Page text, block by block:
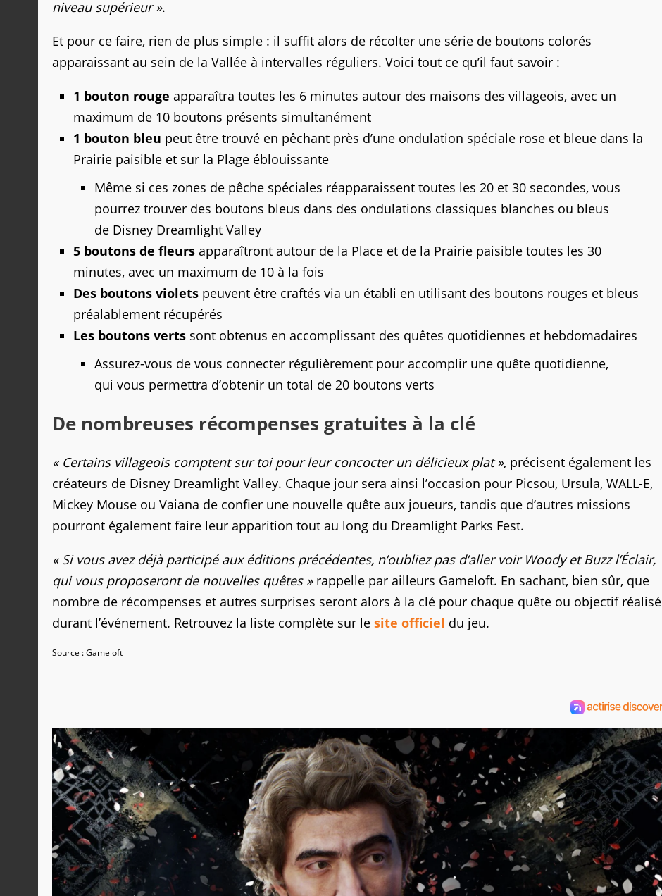
niveau supérieur ».
Et pour ce faire, rien de plus simple : il suffit alors de récolter une série de boutons colorés
apparaissant au sein de la Vallée à intervalles réguliers. Voici tout ce qu’il faut savoir :
1 bouton rouge apparaîtra toutes les 6 minutes autour des maisons des villageois, avec un
maximum de 10 boutons présents simultanément
1 bouton bleu peut être trouvé en pêchant près d’une ondulation spéciale rose et bleue dans la
Prairie paisible et sur la Plage éblouissante
Même si ces zones de pêche spéciales réapparaissent toutes les 20 et 30 secondes, vous
pourrez trouver des boutons bleus dans des ondulations classiques blanches ou bleus
de Disney Dreamlight Valley
5 boutons de fleurs apparaîtront autour de la Place et de la Prairie paisible toutes les 30
minutes, avec un maximum de 10 à la fois
Des boutons violets peuvent être craftés via un établi en utilisant des boutons rouges et bleus
préalablement récupérés
Les boutons verts sont obtenus en accomplissant des quêtes quotidiennes et hebdomadaires
Assurez-vous de vous connecter régulièrement pour accomplir une quête quotidienne,
qui vous permettra d’obtenir un total de 20 boutons verts
De nombreuses récompenses gratuites à la clé
« Certains villageois comptent sur toi pour leur concocter un délicieux plat », précisent également les
créateurs de Disney Dreamlight Valley. Chaque jour sera ainsi l’occasion pour Picsou, Ursula, WALL-E,
Mickey Mouse ou Vaiana de confier une nouvelle quête aux joueurs, tandis que d’autres missions
pourront également faire leur apparition tout au long du Dreamlight Parks Fest.
« Si vous avez déjà participé aux éditions précédentes, n’oubliez pas d’aller voir Woody et Buzz l’Éclair,
qui vous proposeront de nouvelles quêtes »rappelle par ailleurs Gameloft. En sachant, bien sûr, que
nombre de récompenses et autres surprises seront alors à la clé pour chaque quête ou objectif réalisé
durant l’événement. Retrouvez la liste complète sur le site officiel du jeu.
Source : Gameloft